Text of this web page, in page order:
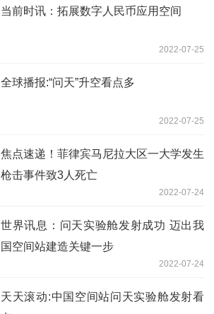
当前时讯：拓展数字人民币应用空间
2022-07-25
全球播报:“问天”升空看点多
2022-07-25
焦点速递！菲律宾马尼拉大区一大学发生
枪击事件致3人死亡
2022-07-24
世界讯息：问天实验舱发射成功 迈出我
国空间站建造关键一步
2022-07-24
天天滚动:中国空间站问天实验舱发射看